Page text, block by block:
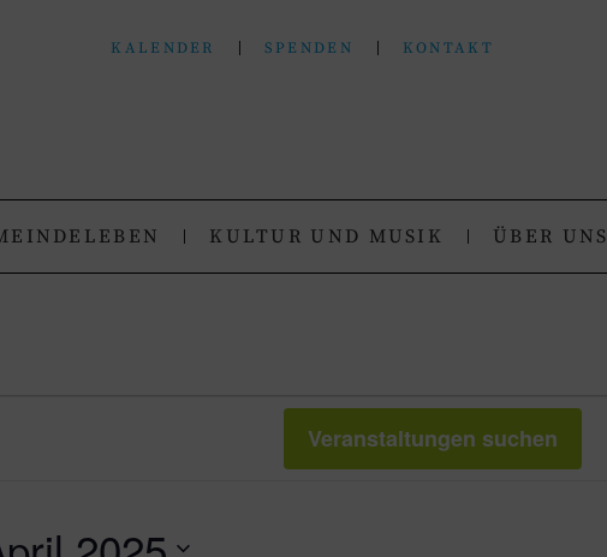
KALENDER SPENDEN KONTAKT
KULTUR UND MUSIK ÜBER UNS
Veranstaltungen suchen